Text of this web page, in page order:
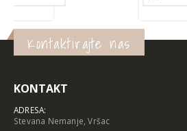
Kontaktirajte nas
KONTAKT
ADRESA:
Stevana Nemanje, Vršac